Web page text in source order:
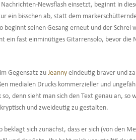
Newsflash einsetzt, beginnt in
ein bisschen ab, statt dem
beginnt seinen Gesang erneut und der Schrei
ein fast einminütiges Gitarrensolo, bevor die
Gegensatz zuJeanny eindeutig braver und
medialen Drucks kommerzieller und
denn sieht man sich den Text genau an, so
und zweideutig zu gestalten.
sich zunächst, dass er sich (von den